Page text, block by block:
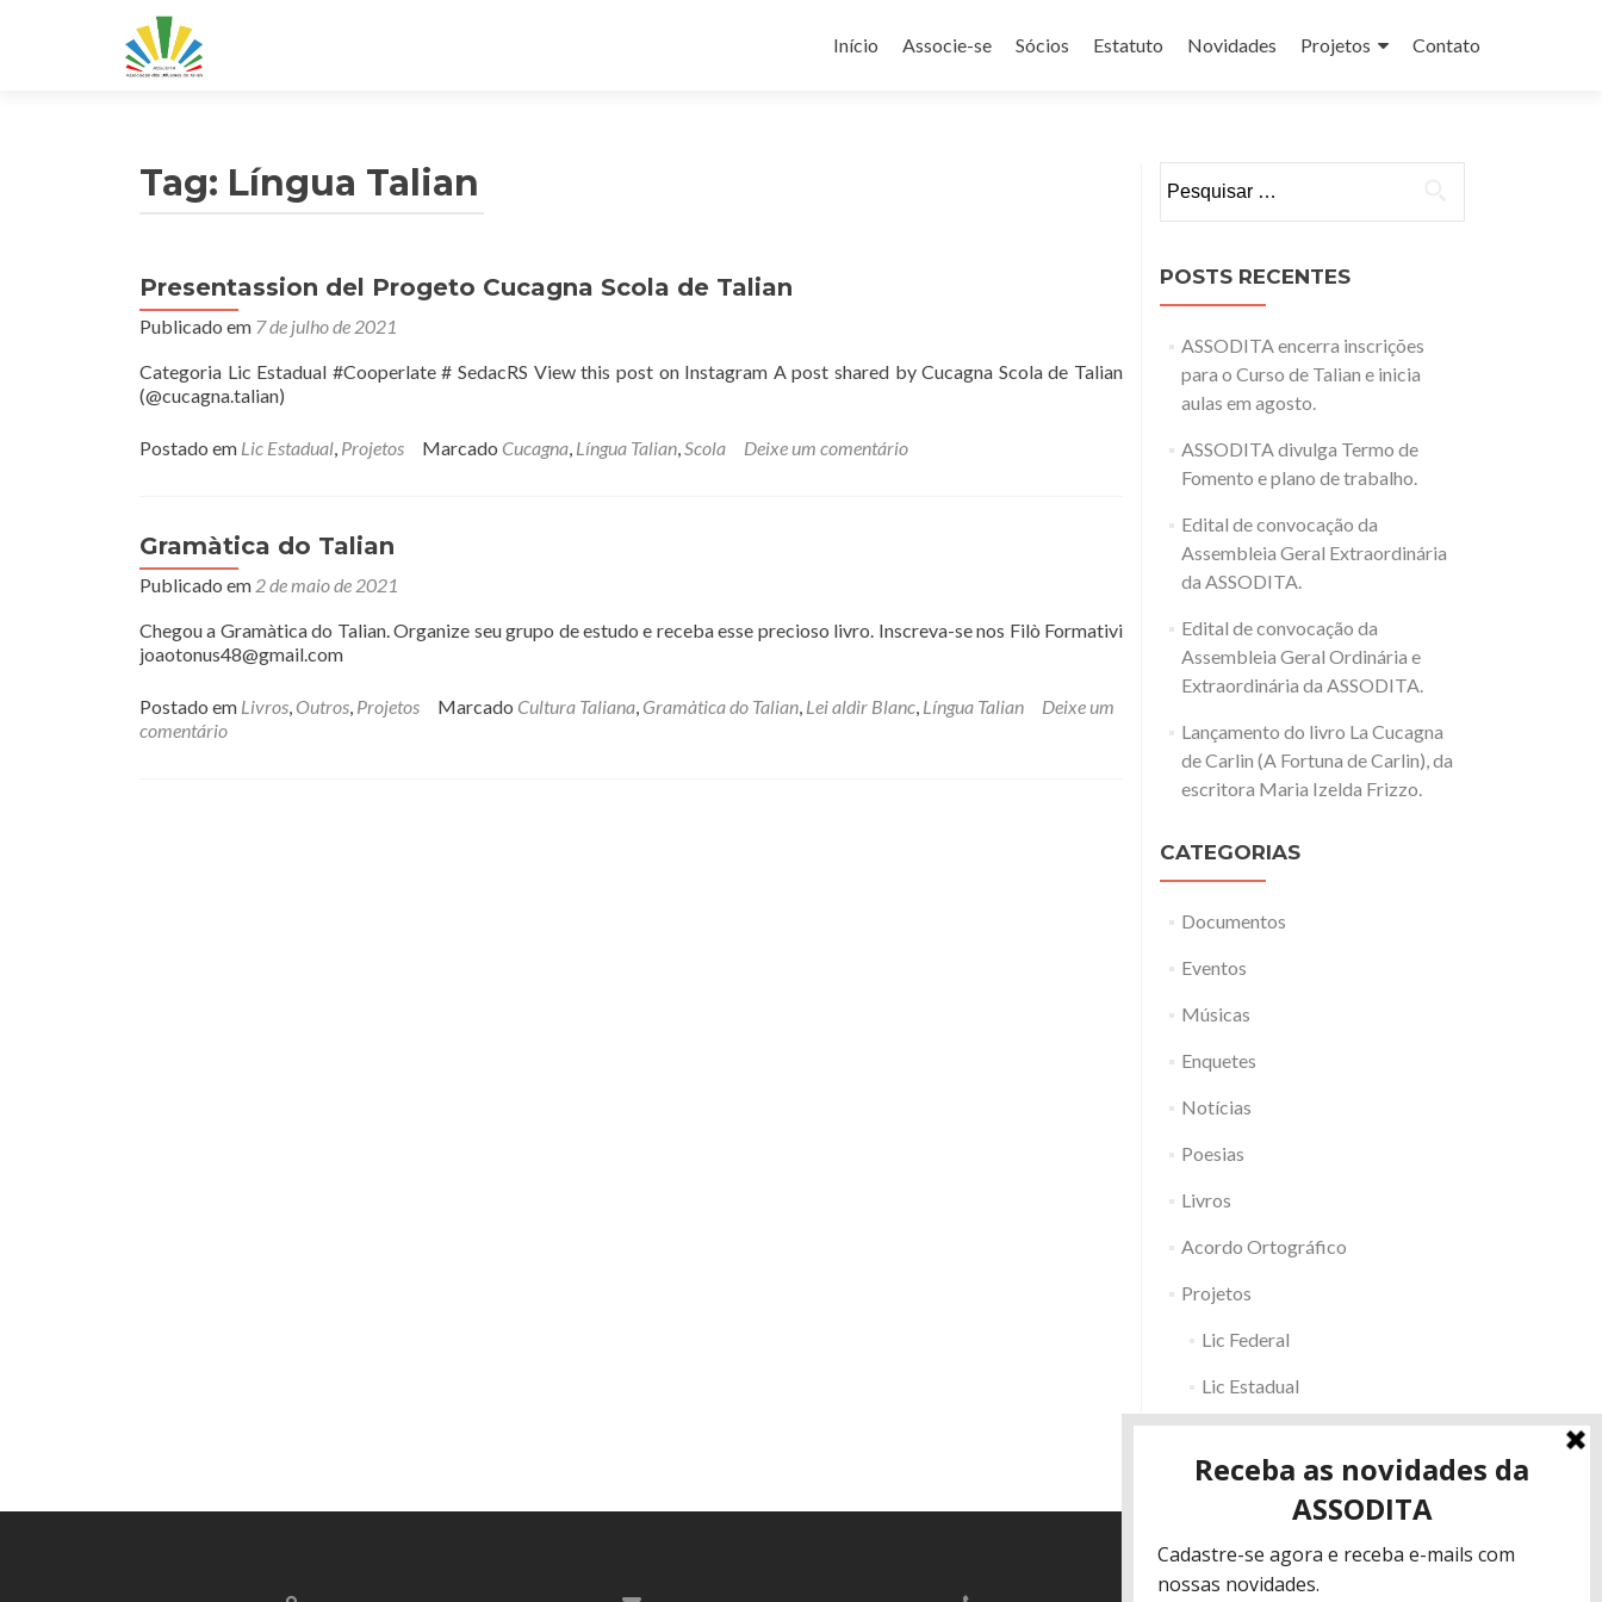
para
Início Associe-se Sócios Estatuto Novidades Projetos Contato
Tag: Língua Talian
Presentassion del Progeto Cucagna Scola de Talian
Publicado em 7 de julho de 2021
Categoria Lic Estadual #Cooperlate # SedacRS View this post on Instagram A post shared by Cucagna Scola de Talian
(@cucagna.talian)
Postado em Lic Estadual, Projetos Marcado Cucagna, Língua Talian,Scola Deixe um comentário
Gramàtica do Talian
Publicado em 2 de maio de 2021
Chegou a Gramàtica do Talian. Organize seu grupo de estudo e receba esse precioso livro. Inscreva-se nos Filò Formativi
joaotonus48@gmail.com
Postado em Livros, Outros, Projetos Marcado Cultura Taliana, Gramàtica do Talian, Lei aldir Blanc, Língua Talian
Deixe um
comentário
por:
POSTS RECENTES
ASSODITA encerra inscrições
para o Curso de Talian e inicia
aulas em agosto.
ASSODITA divulga Termo de
Fomento e plano de trabalho.
Edital de convocação da
Assembleia Geral Extraordinária
da ASSODITA.
Edital de convocação da
Assembleia Geral Ordinária e
Extraordinária da ASSODITA.
Lançamento do livro La Cucagna
de Carlin (A Fortuna de Carlin), da
escritora Maria Izelda Frizzo.
CATEGORIAS
Documentos
Eventos
Músicas
Enquetes
Notícias
Poesias
Livros
Acordo Ortográfico
Projetos
Lic Federal
Lic Estadual
Fac RS
Outros